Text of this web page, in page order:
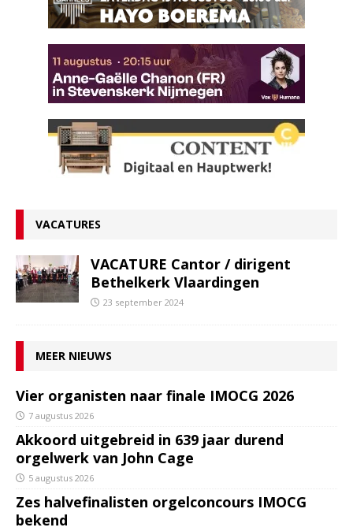
VACATURES
VACATURE Cantor / dirigent
Bethelkerk Vlaardingen
23 september 2024
MEER NIEUWS
Vier organisten naar finale IMOCG 2026
7 augustus 2026
Akkoord uitgebreid in 639 jaar durend
orgelwerk van John Cage
5 augustus 2026
Zes halvefinalisten orgelconcours IMOCG
bekend